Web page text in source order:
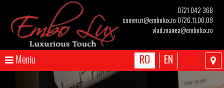
0721 042 368
comenzi@embolux.ro0726.11.00.09
vlad.manea@embolux.ro
Meniu RO EN